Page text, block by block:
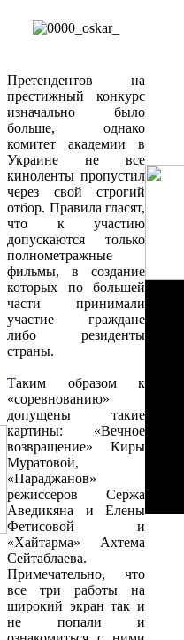
Претендентов на
престижный конкурс
изначально было
больше, однако
комитет академии в
Украине не все
киноленты пропустил
через свой строгий
отбор. Правила гласят,
что к участию
допускаются только
полнометражные
фильмы, в создание
которых по большей
части принимали
участие граждане
либо резиденты
страны.
Таким образом к
«соревнованию»
допущены такие
картины: «Вечное
возвращение» Киры
Муратовой,
«Параджанов»
режиссеров Сержа
Аведикяна и Елены
Фетисовой и
«Хайтарма» Ахтема
Сейтаблаева.
Примечательно, что
все три работы на
широкий экран так и
не попали и